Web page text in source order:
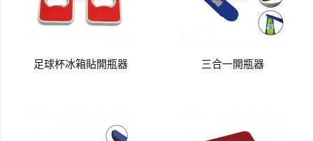
足球杯冰箱貼開瓶器 三合一開瓶器